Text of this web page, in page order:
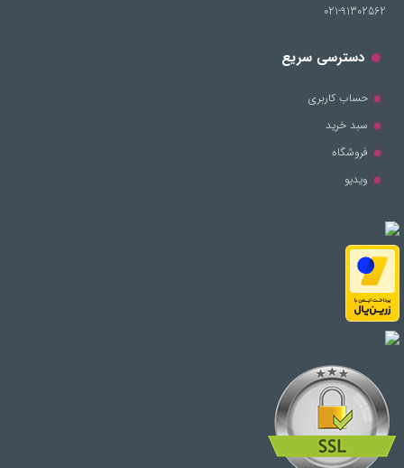
021-91302562
دسترسی سریع
حساب کاربری
سبد خرید
فروشگاه
ویدیو